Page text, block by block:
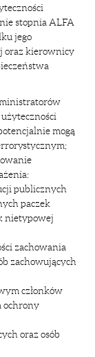
stopnia ALFA
jego
oraz kierownicy
mogą
publicznych
paczek
nietypowej
zachowania
zachowujących
członków
ochrony
oraz osób